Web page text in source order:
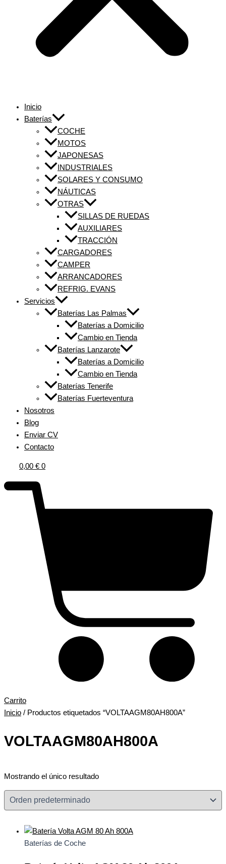
Inicio
Baterías
COCHE
MOTOS
JAPONESAS
INDUSTRIALES
SOLARES Y CONSUMO
NÁUTICAS
OTRAS
SILLAS DE RUEDAS
AUXILIARES
TRACCIÓN
CARGADORES
CAMPER
ARRANCADORES
REFRIG. EVANS
Servicios
Baterías Las Palmas
Baterías a Domicilio
Cambio en Tienda
Baterías Lanzarote
Baterías a Domicilio
Cambio en Tienda
Baterías Tenerife
Baterías Fuerteventura
Nosotros
Blog
Enviar CV
Contacto
0,00 € 0
Carrito
Inicio / Productos etiquetados “VOLTAAGM80AH800A”
VOLTAAGM80AH800A
Mostrando el único resultado
Baterías de Coche